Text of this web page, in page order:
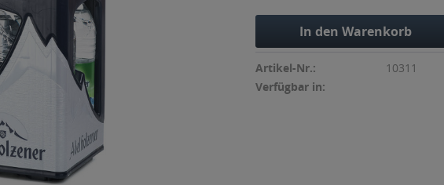
In den Warenkorb
Artikel-Nr.:
10311
Verfügbar in: